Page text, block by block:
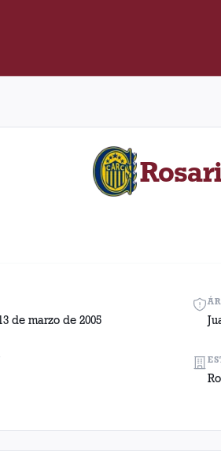
entre Lanús y Rosario Central
de marzo de 2005